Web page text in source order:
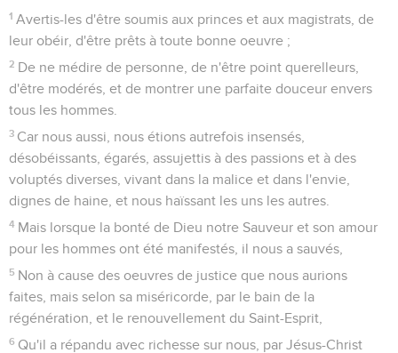
1 Avertis-les d'être soumis aux princes et aux magistrats, de
leur obéir, d'être prêts à toute bonne oeuvre ;
2 De ne médire de personne, de n'être point querelleurs,
d'être modérés, et de montrer une parfaite douceur envers
tous les hommes.
3 Car nous aussi, nous étions autrefois insensés,
désobéissants, égarés, assujettis à des passions et à des
voluptés diverses, vivant dans la malice et dans l'envie,
dignes de haine, et nous haïssant les uns les autres.
4 Mais lorsque la bonté de Dieu notre Sauveur et son amour
pour les hommes ont été manifestés, il nous a sauvés,
5 Non à cause des oeuvres de justice que nous aurions
faites, mais selon sa miséricorde, par le bain de la
régénération, et le renouvellement du Saint-Esprit,
6 Qu'il a répandu avec richesse sur nous, par Jésus-Christ